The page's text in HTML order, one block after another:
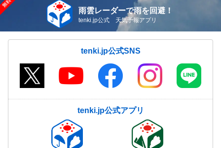
雨雲レーダーで雨を回避！
tenki.jp公式 天気予報アプリ
tenki.jp公式SNS
tenki.jp公式アプリ